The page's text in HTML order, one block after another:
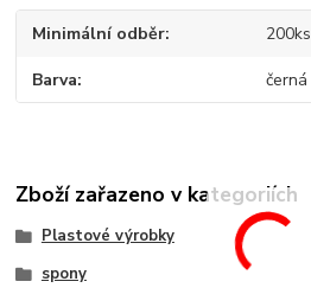
Minimální odběr 200ks
Barva černá
Zboží zařazeno v kategoriích
Plastové výrobky
spony